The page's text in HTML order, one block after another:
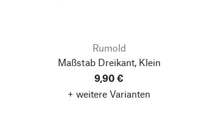
Rumold
Maßstab Dreikant, Klein
9,90 €
+ weitere Varianten